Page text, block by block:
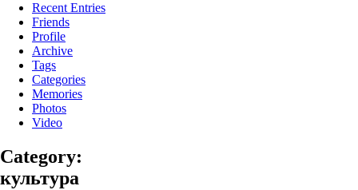
Recent Entries
Friends
Profile
Archive
Tags
Categories
Memories
Photos
Video
Category:
культура